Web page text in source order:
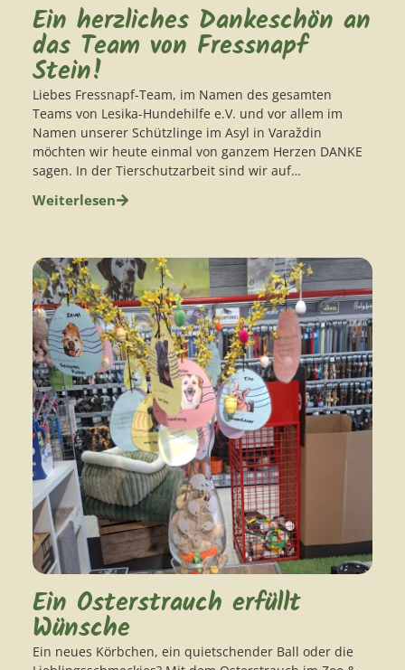
Ein herzliches Dankeschön an
das Team von Fressnapf
Stein!
Liebes Fressnapf-Team, im Namen des gesamten
Teams von Lesika-Hundehilfe e.V. und vor allem im
Namen unserer Schützlinge im Asyl in Varaždin
möchten wir heute einmal von ganzem Herzen DANKE
sagen. In der Tierschutzarbeit sind wir auf…
Weiterlesen
Ein Osterstrauch erfüllt
Wünsche
Ein neues Körbchen, ein quietschender Ball oder die